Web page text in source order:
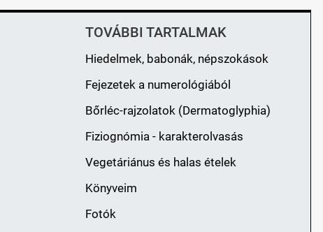
TOVÁBBI TARTALMAK
Hiedelmek, babonák, népszokások
Fejezetek a numerológiából
Bőrléc-rajzolatok (Dermatoglyphia)
Fiziognómia - karakterolvasás
Vegetáriánus és halas ételek
Könyveim
Fotók